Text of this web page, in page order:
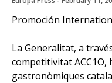
Promoción
La Generalitat, a
competitivitat ACC1O,
gastronòmiques